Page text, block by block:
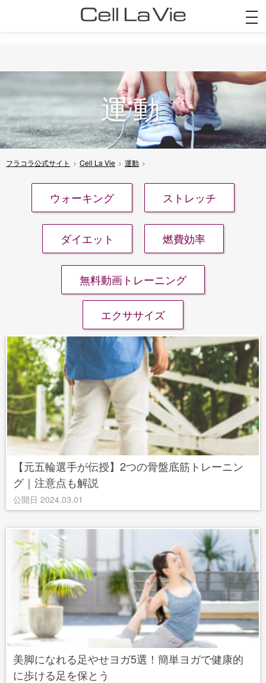
運動
フラコラ公式サイト Cell La Vie 運動
ウォーキング ストレッチ
ダイエット 燃費効率
無料動画トレーニング
エクササイズ
【元五輪選手が伝授】2つの骨盤底筋トレーニン
グ｜注意点も解説
公開日 2024.03.01
美脚になれる足やせヨガ5選！簡単ヨガで健康的
に歩ける足を保とう